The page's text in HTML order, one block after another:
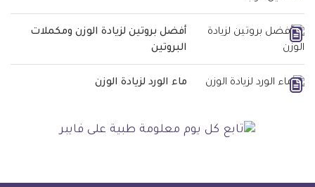
أفضل بروتين لزيادة الوزن ومكملات
البروتين
ماء الورد لزيادة الوزن